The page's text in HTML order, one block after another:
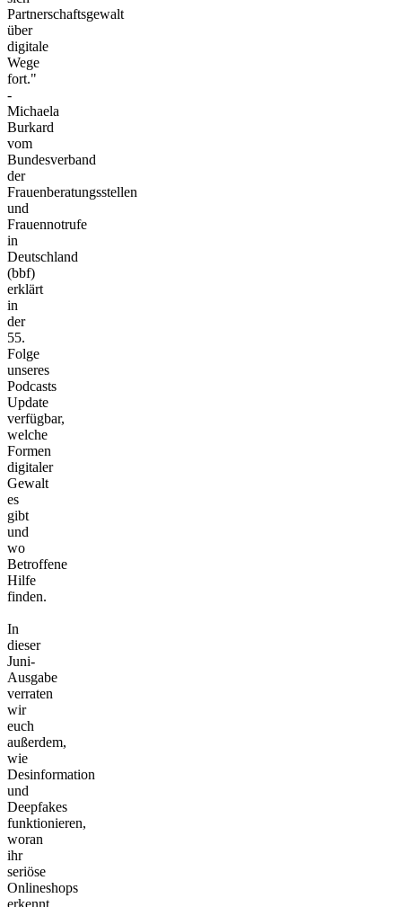
Partnerschaftsgewalt
über
digitale
Wege
fort."
-
Michaela
Burkard
vom
Bundesverband
der
Frauenberatungsstellen
und
Frauennotrufe
in
Deutschland
(bbf)
erklärt
in
der
55.
Folge
unseres
Podcasts
Update
verfügbar,
welche
Formen
digitaler
Gewalt
es
gibt
und
wo
Betroffene
Hilfe
finden.
In
dieser
Juni-
Ausgabe
verraten
wir
euch
außerdem,
wie
Desinformation
und
Deepfakes
funktionieren,
woran
ihr
seriöse
Onlineshops
erkennt